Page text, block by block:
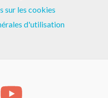
sur les cookies
d'utilisation